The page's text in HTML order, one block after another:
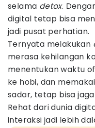
selama detox.
digital tetap bisa
jadi pusat perhatian.
Ternyata melakukan
merasa kehilangan
menentukan waktu
ke hobi, dan
sadar, tetap bisa
Rehat dari dunia
interaksi jadi lebih